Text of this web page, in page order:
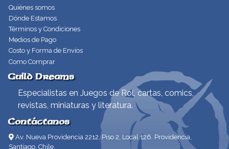
Quiénes somos
Dónde Estamos
Términos y Condiciones
Medios de Pago
Costo y Forma de Envíos
Como Comprar
Guild Dreams
Especialistas en Juegos de Rol, cartas, comics,
revistas, miniaturas y literatura.
Contáctanos
Av. Nueva Providencia 2212, Piso 2, Local 126. Providencia,
Santiago, Chile.